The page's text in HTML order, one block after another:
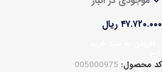
۴۷.۷۲۰.۰۰۰ ریال
کد محصول: 005000975